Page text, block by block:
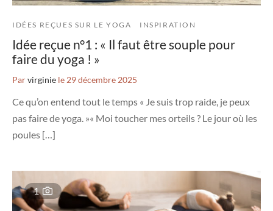
IDÉES REÇUES SUR LE YOGA INSPIRATION
Idée reçue n°1 : « Il faut être souple pour
faire du yoga ! »
Parvirginie le 29 décembre 2025
Ce qu’on entend tout le temps « Je suis trop raide, je peux
pas faire de yoga. »« Moi toucher mes orteils ? Le jour où les
poules […]
1